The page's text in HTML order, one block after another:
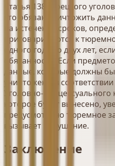
Статья 138 Турецкого
кто обязан уничтожить
на истечение сроков,
приговариваются к
одного года до двух лет,
обязанности. Если
данные, которые должны
уничтожены в
Уголовно-процессуального
которое будет вынесено,
предусмотрено тюремное
вызывает нарушение.
Заключение